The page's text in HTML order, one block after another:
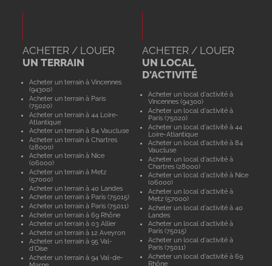
ACHETER / LOUER
UN TERRAIN
Acheter un terrain à Vincennes
(94300)
Acheter un terrain à Paris
(75020)
Acheter un terrain à 44 Loire-
Atlantique
Acheter un terrain à 84 Vaucluse
Acheter un terrain à Chartres
(28000)
Acheter un terrain à Nice
(06000)
Acheter un terrain à Metz
(57000)
Acheter un terrain à 40 Landes
Acheter un terrain à Paris (75015)
Acheter un terrain à Paris (75011)
Acheter un terrain à 69 Rhône
Acheter un terrain à 03 Allier
Acheter un terrain à 12 Aveyron
Acheter un terrain à 95 Val-
d'Oise
Acheter un terrain à 94 Val-de-
ACHETER / LOUER
UN LOCAL
D'ACTIVITÉ
Acheter un local d'activité à
Vincennes (94300)
Acheter un local d'activité à
Paris (75020)
Acheter un local d'activité à 44
Loire-Atlantique
Acheter un local d'activité à 84
Vaucluse
Acheter un local d'activité à
Chartres (28000)
Acheter un local d'activité à Nice
(06000)
Acheter un local d'activité à
Metz (57000)
Acheter un local d'activité à 40
Landes
Acheter un local d'activité à
Paris (75015)
Acheter un local d'activité à
Paris (75011)
Acheter un local d'activité à 69
Rhône